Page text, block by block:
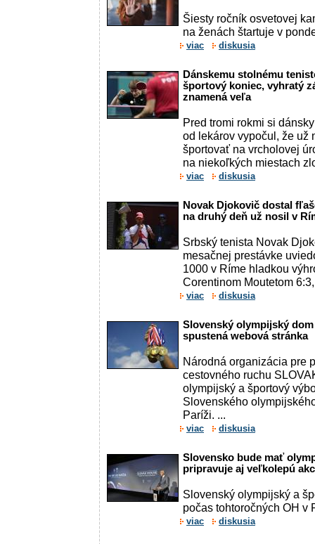
Šiesty ročník osvetovej
na ženách štartuje v
viac diskusia
Dánskemu stolnému
športový koniec, vyhratý
znamená veľa
Pred tromi rokmi si
od lekárov vypočul, že už
športovať na vrcholovej
na niekoľkých miestach
viac diskusia
Novak Djokovič dostal
na druhý deň už nosil v
Srbský tenista Novak
mesačnej prestávke
1000 v Ríme hladkou
Corentinom Moutetom
viac diskusia
Slovenský olympijský
spustená webová stránka
Národná organizácia pre
cestovného ruchu
olympijský a športový
Slovenského
Paríži. ...
viac diskusia
Slovensko bude mať
pripravuje aj veľkolepú
Slovenský olympijský a
počas tohtoročných OH v
viac diskusia